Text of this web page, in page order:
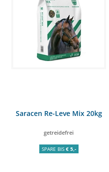
Saracen Re-Leve Mix 20kg
getreidefrei
SPARE BIS € 5,-